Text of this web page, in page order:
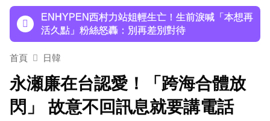
ENHYPEN西村力站姐輕生亡！生前淚喊「本想再
活久點」粉絲怒轟：別再差別對待
下載東森App，隨時掌握天下大小事！
羅美玲連生三胎！自爆與尪「2年沒接吻」白家綺
急拱放閃
首頁 日韓
永瀬廉在台認愛！「跨海合體放
閃」 故意不回訊息就要講電話